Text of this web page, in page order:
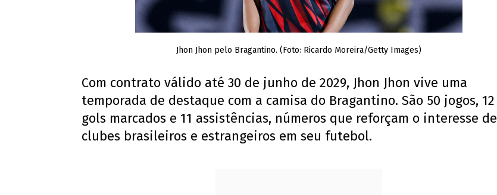
Jhon Jhon pelo Bragantino. (Foto: Ricardo Moreira/Getty Images)
Com contrato válido até 30 de junho de 2029, Jhon Jhon vive uma
temporada de destaque com a camisa do Bragantino. São 50 jogos, 12
gols marcados e 11 assistências, números que reforçam o interesse de
clubes brasileiros e estrangeiros em seu futebol.